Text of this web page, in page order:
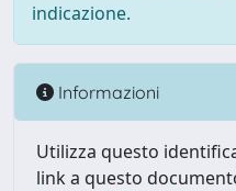
indicazione.
Informazioni
Utilizza questo
link a questo